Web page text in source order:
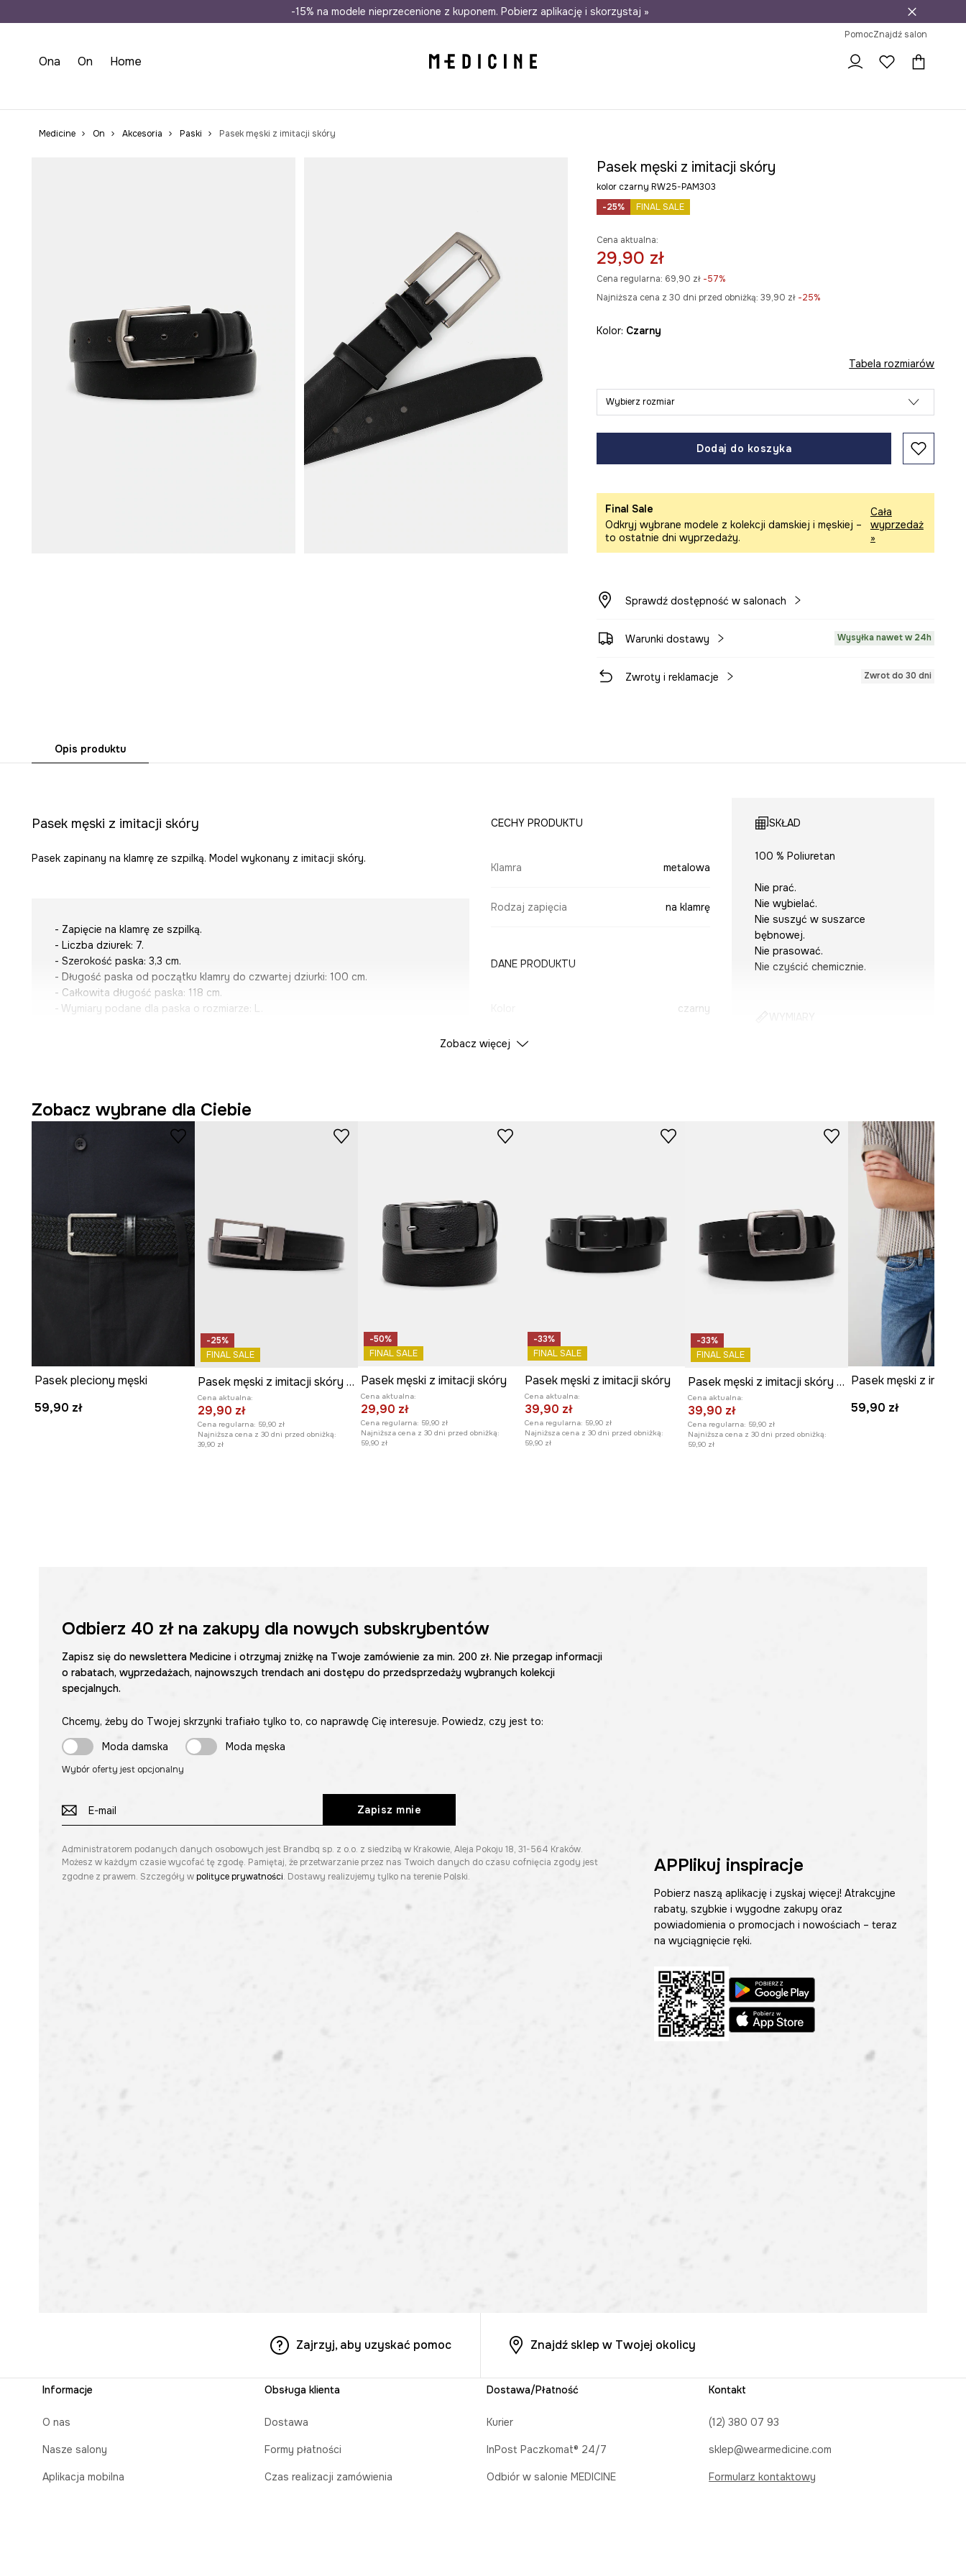
Wysyłka nawet w 24h Darmowa dostawa do salonów 30 dni na zwrot
-15% na modele nieprzecenione z kuponem. Pobierz aplikację i skorzystaj »
PomocZnajdź salon
Ona On Home
Medicine On Akcesoria Paski Pasek męski z imitacji skóry
Pasek męski z imitacji skóry
kolor czarny RW25-PAM303
-25%
FINAL SALE
Cena aktualna:
29,90 zł
Cena regularna: 69,90 zł-57%
Najniższa cena z 30 dni przed obniżką: 39,90 zł -25%
Kolor: czarny
Tabela rozmiarów
Wybierz rozmiar
Dodaj do koszyka
Final Sale
Odkryj wybrane modele z kolekcji damskiej i męskiej –
to ostatnie dni wyprzedaży.
Cała
wyprzedaż
»
Sprawdź dostępność w salonach
Warunki dostawy Wysyłka nawet w 24h
Zwroty i reklamacje Zwrot do 30 dni
Opis produktu
Pasek męski z imitacji skóry
Pasek zapinany na klamrę ze szpilką. Model wykonany z imitacji skóry.
- Zapięcie na klamrę ze szpilką.
- Liczba dziurek: 7.
- Szerokość paska: 3,3 cm.
- Długość paska od początku klamry do czwartej dziurki: 100 cm.
- Całkowita długość paska: 118 cm.
- Wymiary podane dla paska o rozmiarze: L.
CECHY PRODUKTU
Klamra metalowa
Rodzaj zapięcia na klamrę
DANE PRODUKTU
czarny
ID Produktu
SKŁAD
100 % Poliuretan
Nie prać.
Nie wybielać.
Nie suszyć w suszarce
bębnowej.
Nie prasować.
Nie czyścić chemicznie.
Zobacz więcej
Zobacz wybrane dla Ciebie
Pasek pleciony męski
59,90 zł
-25%
FINAL SALE
Pasek męski z imitacji skóry kolor czarny
Cena aktualna:
29,90 zł
Cena regularna: 59,90 zł
Najniższa cena z 30 dni przed obniżką:
39,90 zł
-50%
FINAL SALE
Pasek męski z imitacji skóry
Cena aktualna:
29,90 zł
Cena regularna: 59,90 zł
Najniższa cena z 30 dni przed obniżką:
59,90 zł
-33%
FINAL SALE
Pasek męski z imitacji skóry
Cena aktualna:
39,90 zł
Cena regularna: 59,90 zł
Najniższa cena z 30 dni przed obniżką:
59,90 zł
-33%
FINAL SALE
Pasek męski z imitacji skóry kolor czarny
Cena aktualna:
39,90 zł
Cena regularna: 59,90 zł
Najniższa cena z 30 dni przed obniżką:
59,90 zł
Pasek męski z
59,90 zł
Odbierz 40 złna zakupy dla nowych subskrybentów
Zapisz się do newslettera Medicine i otrzymaj zniżkę na Twoje zamówienie za min. 200 zł. Nie przegap informacji
o rabatach, wyprzedażach, najnowszych trendach ani dostępu do przedsprzedaży wybranych kolekcji
specjalnych.
Chcemy, żeby do Twojej skrzynki trafiało tylko to, co naprawdę Cię interesuje. Powiedz, czy jest to:
Moda damska
Moda męska
Wybór oferty jest opcjonalny
Zapisz mnie
Administratorem podanych danych osobowych jest Brandbq sp. z o.o. z siedzibą w Krakowie, Aleja Pokoju 18, 31-564 Kraków.
Możesz w każdym czasie wycofać tę zgodę. Pamiętaj, że przetwarzanie przez nas Twoich danych do czasu cofnięcia zgody jest
zgodne z prawem. Szczegóły w polityce prywatności. Dostawy realizujemy tylko na terenie Polski.
APPlikuj inspiracje
Pobierz naszą aplikację i zyskaj więcej! Atrakcyjne
rabaty, szybkie i wygodne zakupy oraz
powiadomienia o promocjach i nowościach – teraz
na wyciągnięcie ręki.
Zajrzyj, aby uzyskać pomoc Znajdź sklep w Twojej okolicy
Informacje
O nas
Nasze salony
Aplikacja mobilna
Obsługa klienta
Dostawa
Formy płatności
Czas realizacji zamówienia
Dostawa/Płatność
Kurier
InPost Paczkomat® 24/7
Odbiór w salonie MEDICINE
Kontakt
(12) 380 07 93
sklep@wearmedicine.com
Formularz kontaktowy